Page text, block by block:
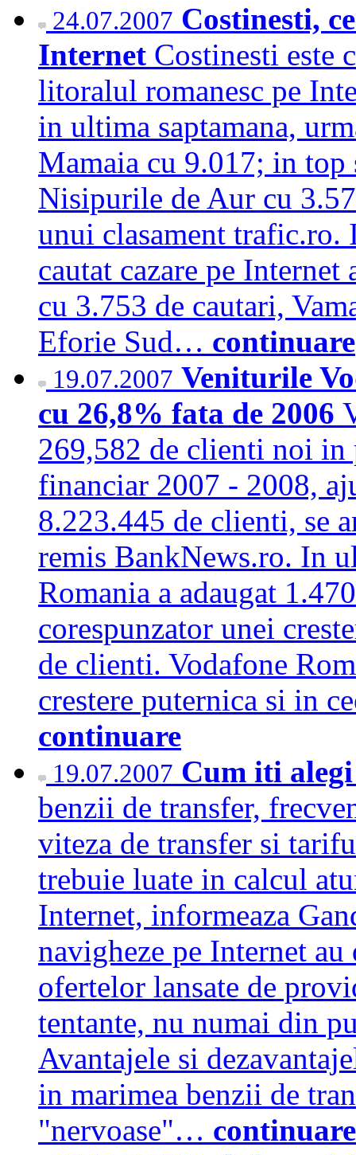
24.07.2007 Costinesti,
Internet Costinesti este
litoralul romanesc pe
in ultima saptamana,
Mamaia cu 9.017; in
Nisipurile de Aur cu
unui clasament trafic.ro.
cautat cazare pe
cu 3.753 de cautari,
Eforie Sud… continuare
19.07.2007 Veniturile
cu 26,8% fata de 2006
269,582 de clienti noi
financiar 2007 - 2008,
8.223.445 de clienti, se
remis BankNews.ro. In
Romania a adaugat
corespunzator unei
de clienti. Vodafone
crestere puternica si in
continuare
19.07.2007 Cum iti
benzii de transfer,
viteza de transfer si
trebuie luate in calcul
Internet, informeaza
navigheze pe Internet
ofertelor lansate de
tentante, nu numai din
Avantajele si
in marimea benzii de
"nervoase"… continuare